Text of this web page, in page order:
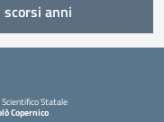
anni
Scientifico Statale
Copernico